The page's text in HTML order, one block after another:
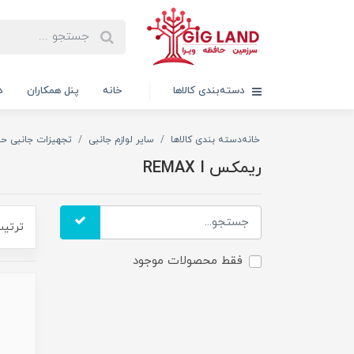
دسته‌بندی کالاها خانه پنل همکاران
خانهدسته بندی کالاها سایر لوازم جانبی تجهیزات جانبی
ریمکس REMAX I
فقط محصولات موجود